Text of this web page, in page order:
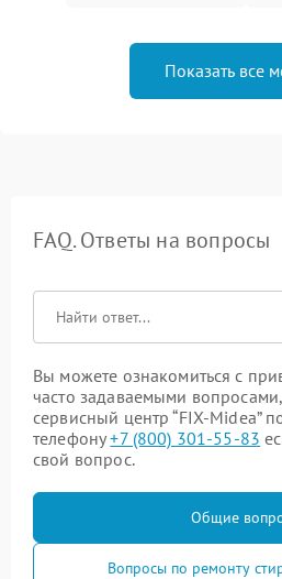
Показать все
FAQ. Ответы на вопросы
Вы можете ознакомиться с
часто задаваемыми
сервисный центр “FIX-Midea”
телефону+7 (800) 301-55-83
свой вопрос.
Общие
Вопросы по ремонту